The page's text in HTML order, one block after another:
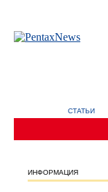
СТАТЬИ
ИНФОРМАЦИЯ